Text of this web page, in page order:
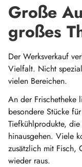
Große
großes
Der Werksverkauf
Vielfalt. Nicht
vielen Bereichen.
An der Frischetheke
besondere Stücke
Tiefkühlprodukte,
hinausgehen. Viele
zusätzlich mit Fisch,
wieder raus.